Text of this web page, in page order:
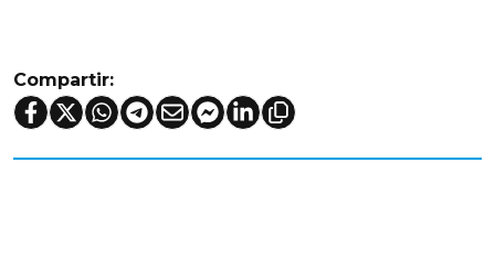
Compartir: